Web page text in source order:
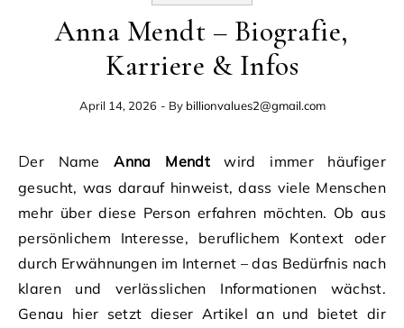
Anna Mendt – Biografie,
Karriere & Infos
April 14, 2026 - By billionvalues2@gmail.com
Der NameAnna Mendtwird immer häufiger
gesucht, was darauf hinweist, dass viele Menschen
mehr über diese Person erfahren möchten. Ob aus
persönlichem Interesse, beruflichem Kontext oder
durch Erwähnungen im Internet – das Bedürfnis nach
klaren und verlässlichen Informationen wächst.
Genau hier setzt dieser Artikel an und bietet dir